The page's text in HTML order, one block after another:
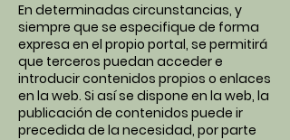
En determinadas circunstancias, y
siempre que se especifique de forma
expresa en el propio portal, se permitirá
que terceros puedan acceder e
introducir contenidos propios o enlaces
en la web. Si así se dispone en la web, la
publicación de contenidos puede ir
precedida de la necesidad, por parte